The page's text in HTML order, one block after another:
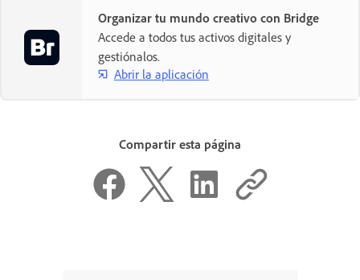
Organizar tu mundo creativo con Bridge
Accede a todos tus activos digitales y
gestiónalos.
Abrir la aplicación
Compartir esta página